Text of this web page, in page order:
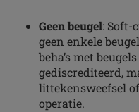
Geen beugel: Soft-
geen enkele
beha’s met
gediscrediteerd,
littekensweefsel
operatie.